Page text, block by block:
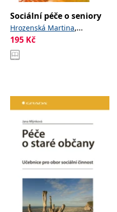
Sociální péče o seniory
Hrozenská Martina,
Dvořáčková Dagmar
195 Kč